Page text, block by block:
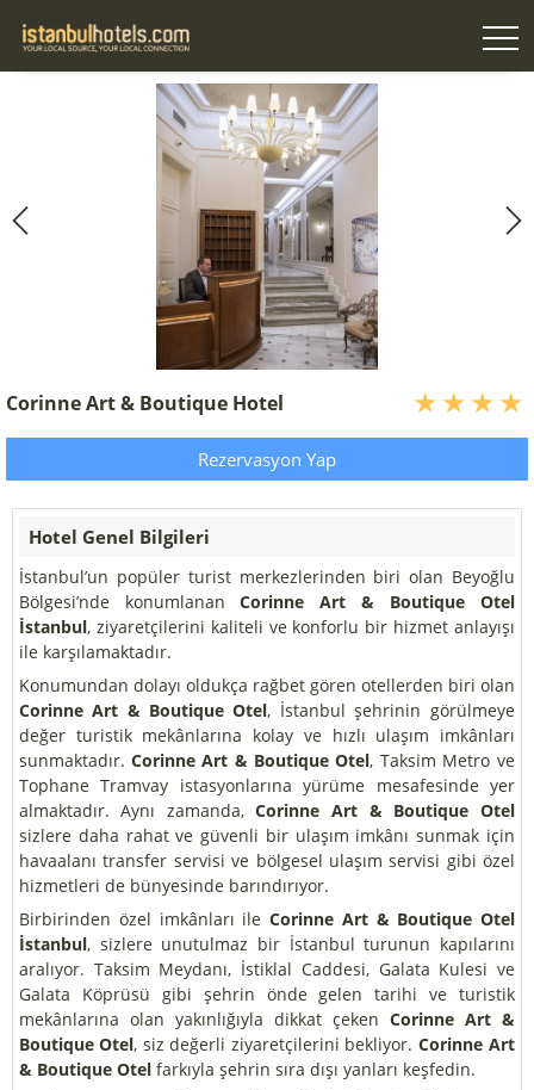
Corinne Art & Boutique Hotel
Rezervasyon Yap
Hotel Genel Bilgileri
İstanbul’un popüler turist merkezlerinden biri olan Beyoğlu
Bölgesi’nde konumlanan Corinne Art & Boutique Otel
İstanbul, ziyaretçilerini kaliteli ve konforlu bir hizmet anlayışı
ile karşılamaktadır.
Konumundan dolayı oldukça rağbet gören otellerden biri olan
Corinne Art & Boutique Otel, İstanbul şehrinin görülmeye
değer turistik mekânlarına kolay ve hızlı ulaşım imkânları
sunmaktadır. Corinne Art & Boutique Otel, Taksim Metro ve
Tophane Tramvay istasyonlarına yürüme mesafesinde yer
almaktadır. Aynı zamanda, Corinne Art & Boutique Otel
sizlere daha rahat ve güvenli bir ulaşım imkânı sunmak için
havaalanı transfer servisi ve bölgesel ulaşım servisi gibi özel
hizmetleri de bünyesinde barındırıyor.
Birbirinden özel imkânları ile Corinne Art & Boutique Otel
İstanbul, sizlere unutulmaz bir İstanbul turunun kapılarını
aralıyor. Taksim Meydanı, İstiklal Caddesi, Galata Kulesi ve
Galata Köprüsü gibi şehrin önde gelen tarihi ve turistik
mekânlarına olan yakınlığıyla dikkat çeken Corinne Art &
Boutique Otel, siz değerli ziyaretçilerini bekliyor. Corinne Art
& Boutique Otel farkıyla şehrin sıra dışı yanları keşfedin.